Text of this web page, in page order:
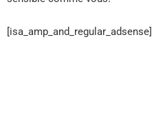
[isa_amp_and_regular_adsense]